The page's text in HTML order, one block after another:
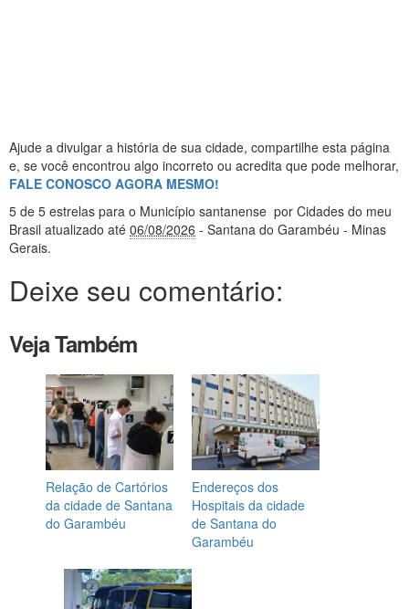
Ajude a divulgar a história de sua cidade, compartilhe esta página
e, se você encontrou algo incorreto ou acredita que pode melhorar,
FALE CONOSCO AGORA MESMO!
5 de 5 estrelas para o Município santanense por Cidades do meu
Brasil atualizado até 06/08/2026 - Santana do Garambéu - Minas
Gerais.
Deixe seu comentário:
Veja Também
Relação de Cartórios
da cidade de Santana
do Garambéu
Endereços dos
Hospitais da cidade
de Santana do
Garambéu